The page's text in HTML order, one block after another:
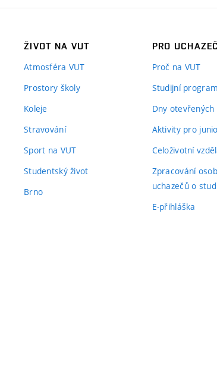
ŽIVOT NA VUT
Atmosféra VUT
Prostory školy
Koleje
Stravování
Sport na VUT
Studentský život
Brno
PRO
Proč na VUT
Studijní
Dny
Aktivity pro
Celoživotní
Zpracování
uchazečů o
E-přihláška